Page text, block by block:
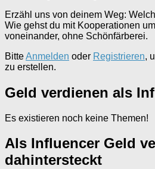
Erzähl uns von deinem Weg:
Wie gehst du mit Kooperationen
voneinander, ohne Schönfärberei.
BitteAnmelden oder Registrieren,
zu erstellen.
Geld verdienen als
Es existieren noch keine Themen!
Als Influencer Geld
dahintersteckt